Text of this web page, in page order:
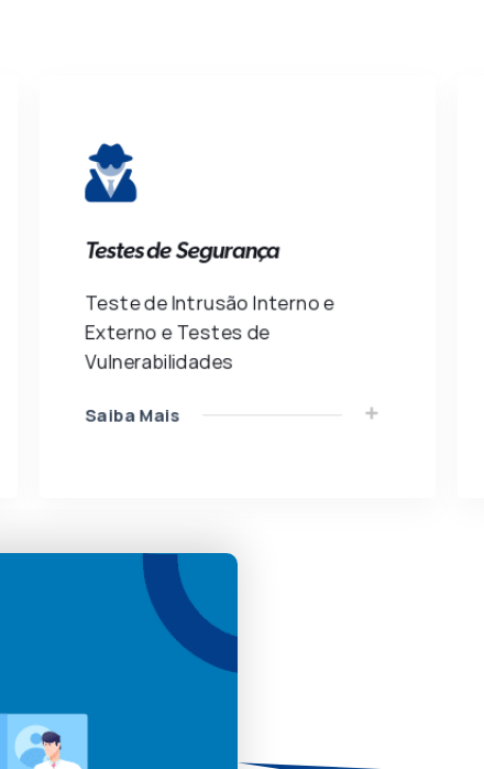
Testes de Segurança
Teste de Intrusão Interno e
Externo e Testes de
Vulnerabilidades
Saiba Mais